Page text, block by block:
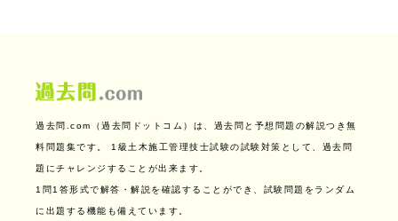
過去問.com（過去問ドットコム）は、過去問と予想問題の解説つき無
料問題集です。 1級土木施工管理技士試験の試験対策として、過去問
題にチャレンジすることが出来ます。
1問1答形式で解答・解説を確認することができ、試験問題をランダム
に出題する機能も備えています。